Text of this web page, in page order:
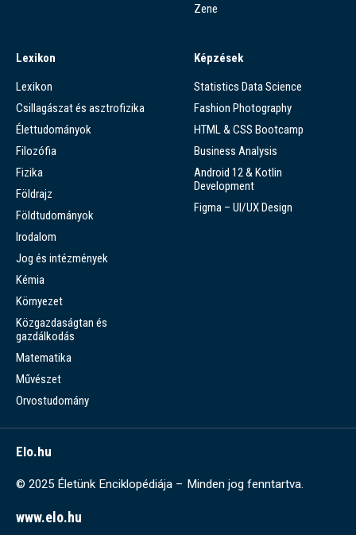
Zene
Lexikon
Lexikon
Csillagászat és asztrofizika
Élettudományok
Filozófia
Fizika
Földrajz
Földtudományok
Irodalom
Jog és intézmények
Kémia
Környezet
Közgazdaságtan és
gazdálkodás
Matematika
Művészet
Orvostudomány
Képzések
Statistics Data Science
Fashion Photography
HTML & CSS Bootcamp
Business Analysis
Android 12 & Kotlin
Development
Figma – UI/UX Design
Elo.hu
© 2025 Életünk Enciklopédiája – Minden jog fenntartva.
www.elo.hu